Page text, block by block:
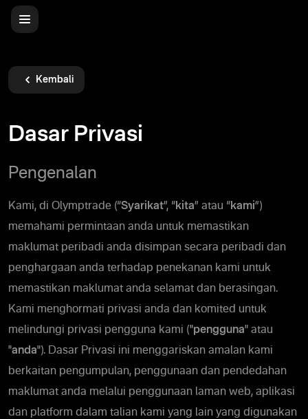
Kembali
Dasar Privasi
Pengenalan
Kami, di Olymptrade (“Syarikat”, “kita” atau “kami”)
memahami permintaan anda untuk memastikan
maklumat peribadi anda disimpan secara peribadi dan
penghargaan anda terhadap penekanan kami untuk
memastikan maklumat anda selamat dan berasingan.
Kami menghormati privasi anda dan komited untuk
melindungi privasi pengguna kami ("pengguna" atau
"anda"). Dasar Privasi ini menggariskan amalan kami
berkaitan pengumpulan, penggunaan dan pendedahan
maklumat anda melalui penggunaan laman web, aplikasi
dan platform dalam talian kami yang lain yang digunakan